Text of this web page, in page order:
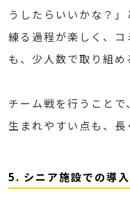
うしたらいいかな？
練る過程が楽しく、
も、少人数で取り組め
チーム戦を行うこと
生まれやすい点も、長
5. シニア施設での導